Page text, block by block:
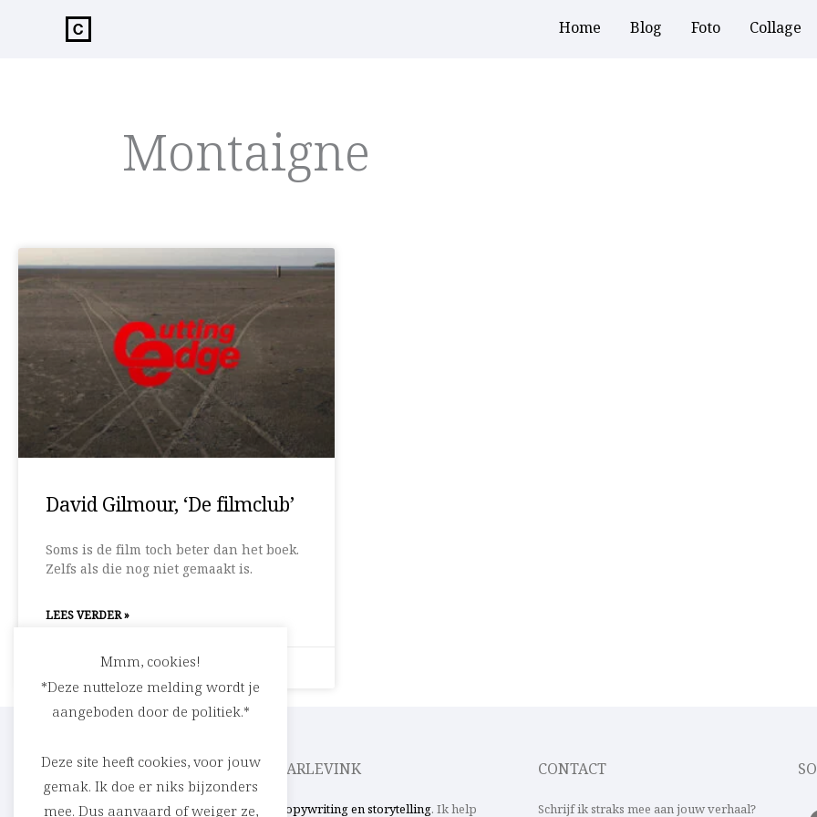
Home Blog Foto Collage
Montaigne
David Gilmour, ‘De filmclub’
Soms is de film toch beter dan het boek.
Zelfs als die nog niet gemaakt is.
LEES VERDER »
9 maart 2009 Geen reacties
CEDRIC RASKIN
Verhalen in woord en beeld. Uit ’t Stad,
PARLEVINK
Copywriting en storytelling. Ik help
CONTACT
Schrijf ik straks mee aan jouw verhaal?
Mmm, cookies!
*Deze nutteloze melding wordt je
aangeboden door de politiek.*
Deze site heeft cookies, voor jouw
gemak. Ik doe er niks bijzonders
mee. Dus aanvaard of weiger ze,